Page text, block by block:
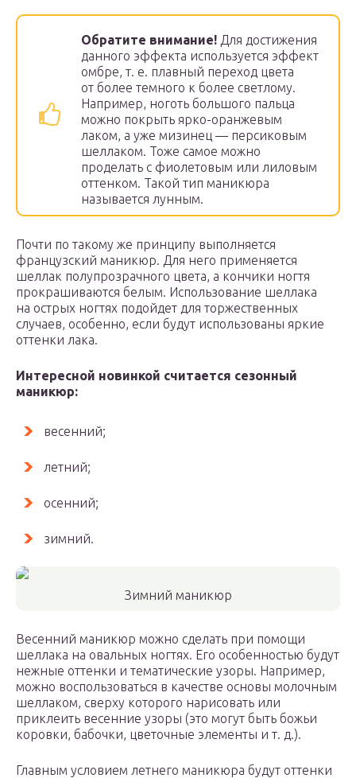
Обратите внимание! Для достижения
данного эффекта используется эффект
омбре, т. е. плавный переход цвета
от более темного к более светлому.
Например, ноготь большого пальца
можно покрыть ярко-оранжевым
лаком, а уже мизинец — персиковым
шеллаком. Тоже самое можно
проделать с фиолетовым или лиловым
оттенком. Такой тип маникюра
называется лунным.
Почти по такому же принципу выполняется
французский маникюр. Для него применяется
шеллак полупрозрачного цвета, а кончики ногтя
прокрашиваются белым. Использование шеллака
на острых ногтях подойдет для торжественных
случаев, особенно, если будут использованы яркие
оттенки лака.
Интересной новинкой считается сезонный
маникюр:
весенний;
летний;
осенний;
зимний.
Зимний маникюр
Весенний маникюр можно сделать при помощи
шеллака на овальных ногтях. Его особенностью будут
нежные оттенки и тематические узоры. Например,
можно воспользоваться в качестве основы молочным
шеллаком, сверху которого нарисовать или
приклеить весенние узоры (это могут быть божьи
коровки, бабочки, цветочные элементы и т. д.).
Главным условием летнего маникюра будут оттенки